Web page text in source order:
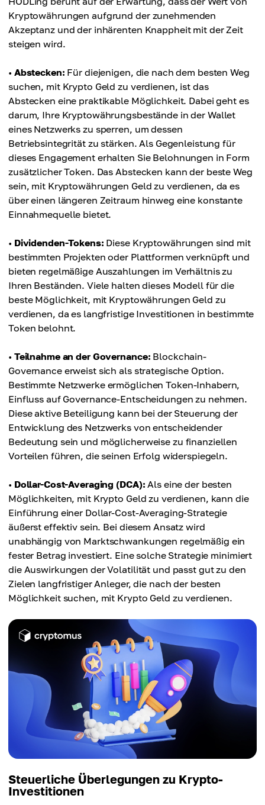
Kryptowährungen aufgrund der zunehmenden
Akzeptanz und der inhärenten Knappheit mit der Zeit
steigen wird.
• Abstecken: Für diejenigen, die nach dem besten Weg
suchen, mit Krypto Geld zu verdienen, ist das
Abstecken eine praktikable Möglichkeit. Dabei geht es
darum, Ihre Kryptowährungsbestände in der Wallet
eines Netzwerks zu sperren, um dessen
Betriebsintegrität zu stärken. Als Gegenleistung für
dieses Engagement erhalten Sie Belohnungen in Form
zusätzlicher Token. Das Abstecken kann der beste Weg
sein, mit Kryptowährungen Geld zu verdienen, da es
über einen längeren Zeitraum hinweg eine konstante
Einnahmequelle bietet.
• Dividenden-Tokens: Diese Kryptowährungen sind mit
bestimmten Projekten oder Plattformen verknüpft und
bieten regelmäßige Auszahlungen im Verhältnis zu
Ihren Beständen. Viele halten dieses Modell für die
beste Möglichkeit, mit Kryptowährungen Geld zu
verdienen, da es langfristige Investitionen in bestimmte
Token belohnt.
• Teilnahme an der Governance: Blockchain-
Governance erweist sich als strategische Option.
Bestimmte Netzwerke ermöglichen Token-Inhabern,
Einfluss auf Governance-Entscheidungen zu nehmen.
Diese aktive Beteiligung kann bei der Steuerung der
Entwicklung des Netzwerks von entscheidender
Bedeutung sein und möglicherweise zu finanziellen
Vorteilen führen, die seinen Erfolg widerspiegeln.
• Dollar-Cost-Averaging (DCA): Als eine der besten
Möglichkeiten, mit Krypto Geld zu verdienen, kann die
Einführung einer Dollar-Cost-Averaging-Strategie
äußerst effektiv sein. Bei diesem Ansatz wird
unabhängig von Marktschwankungen regelmäßig ein
fester Betrag investiert. Eine solche Strategie minimiert
die Auswirkungen der Volatilität und passt gut zu den
Zielen langfristiger Anleger, die nach der besten
Möglichkeit suchen, mit Krypto Geld zu verdienen.
Steuerliche Überlegungen zu Krypto-
Investitionen